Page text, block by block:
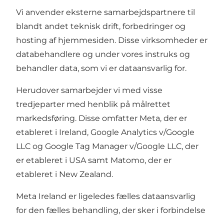
Vi anvender eksterne samarbejdspartnere til
blandt andet teknisk drift, forbedringer og
hosting af hjemmesiden. Disse virksomheder er
databehandlere og under vores instruks og
behandler data, som vi er dataansvarlig for.
Herudover samarbejder vi med visse
tredjeparter med henblik på målrettet
markedsføring. Disse omfatter Meta, der er
etableret i Ireland, Google Analytics v/Google
LLC og Google Tag Manager v/Google LLC, der
er etableret i USA samt Matomo, der er
etableret i New Zealand.
Meta Ireland er ligeledes fælles dataansvarlig
for den fælles behandling, der sker i forbindelse